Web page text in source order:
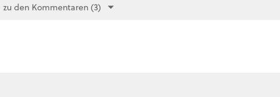
zu den Kommentaren (3)